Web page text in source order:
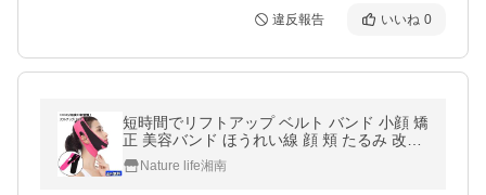
違反報告 いいね 0
短時間でリフトアップ ベルト バンド 小顔 矯
正 美容バンド ほうれい線 顔 頬 たるみ 改善
二重顎 防止 解消 ネコポス・封中
Nature life湘南